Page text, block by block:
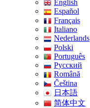
English
Español
Français
Italiano
Nederlands
Polski
Português
Pусский
Română
Čeština
日本語
简体中文